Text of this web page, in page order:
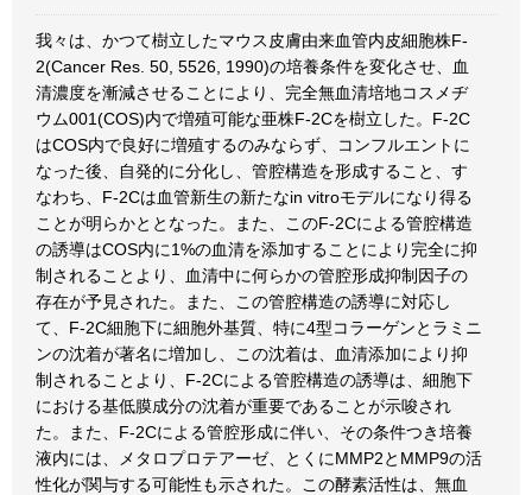
我々は、かつて樹立したマウス皮膚由来血管内皮細胞株F-
2(Cancer Res. 50, 5526, 1990)の培養条件を変化させ、血
清濃度を漸減させることにより、完全無血清培地コスメヂ
ウム001(COS)内で増殖可能な亜株F-2Cを樹立した。F-2C
はCOS内で良好に増殖するのみならず、コンフルエントに
なった後、自発的に分化し、管腔構造を形成すること、す
なわち、F-2Cは血管新生の新たなin vitroモデルになり得る
ことが明らかととなった。また、このF-2Cによる管腔構造
の誘導はCOS内に1%の血清を添加することにより完全に抑
制されることより、血清中に何らかの管腔形成抑制因子の
存在が予見された。また、この管腔構造の誘導に対応し
て、F-2C細胞下に細胞外基質、特に4型コラーゲンとラミニ
ンの沈着が著名に増加し、この沈着は、血清添加により抑
制されることより、F-2Cによる管腔構造の誘導は、細胞下
における基低膜成分の沈着が重要であることが示唆され
た。また、F-2Cによる管腔形成に伴い、その条件つき培養
液内には、メタロプロテアーゼ、とくにMMP2とMMP9の活
性化が関与する可能性も示された。この酵素活性は、無血